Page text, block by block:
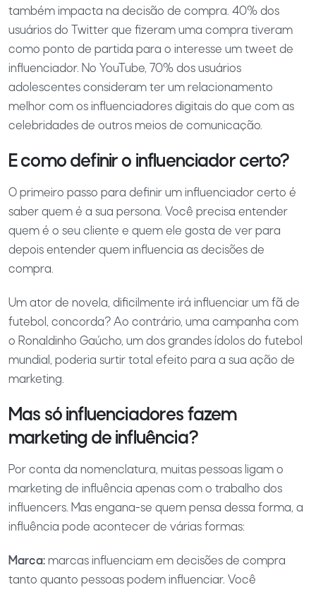
também impacta na decisão de compra. 40% dos
usuários do Twitter que fizeram uma compra tiveram
como ponto de partida para o interesse um tweet de
influenciador. No YouTube, 70% dos usuários
adolescentes consideram ter um relacionamento
melhor com os influenciadores digitais do que com as
celebridades de outros meios de comunicação.
E como definir o influenciador certo?
O primeiro passo para definir um influenciador certo é
saber quem é a sua persona. Você precisa entender
quem é o seu cliente e quem ele gosta de ver para
depois entender quem influencia as decisões de
compra.
Um ator de novela, dificilmente irá influenciar um fã de
futebol, concorda? Ao contrário, uma campanha com
o Ronaldinho Gaúcho, um dos grandes ídolos do futebol
mundial, poderia surtir total efeito para a sua ação de
marketing.
Mas só influenciadores fazem
marketing de influência?
Por conta da nomenclatura, muitas pessoas ligam o
marketing de influência apenas com o trabalho dos
influencers. Mas engana-se quem pensa dessa forma, a
influência pode acontecer de várias formas:
Marca: marcas influenciam em decisões de compra
tanto quanto pessoas podem influenciar. Você